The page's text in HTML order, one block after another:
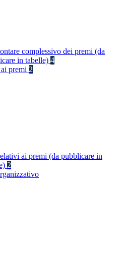
complessivo dei premi (da
in tabelle) 4
premi 2
ai premi (da pubblicare in
2